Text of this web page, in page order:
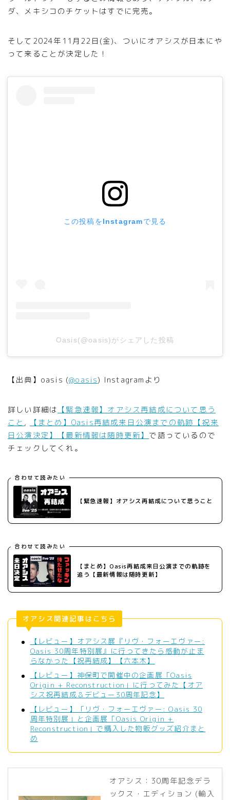
ダ、メキシコのチケットはすでに完売。
そして2024年11月22日(金)、ついにオアシスが日本にや
って来ることが決定した！
この投稿をInstagramで見る
Oasis(@oasis)がシェアした投稿
【出典】oasis (@oasis) Instagramより
詳しい詳細は 【緊急速報】オアシス再結成について思う
こと ,
【まとめ】Oasis再結成来日公演までの軌跡【祝来
日公演決定】【最新情報は随時更新】 で語っているので
チェックしてくれ。
合わせて読みたい
【緊急速報】オアシス再結成について思うこと
合わせて読みたい
【まとめ】Oasis再結成来日公演までの軌跡を
追う【最新情報は随時更新】
オアシス関連記事はこちら
【レビュー】オアシス展『リヴ・フォーエヴァー:
Oasis 30周年特別展』に行ってきたら感動が止ま
らなかった【祝再結成】【六本木】
【レビュー】神保町で開催中の企画展「Oasis
Origin + Reconstruction」に行ってみた【オア
シス祝再結成＆デビュー30周年記念】
【レビュー】「リヴ・フォーエヴァー: Oasis 30
周年特別展」と企画展「Oasis Origin +
Reconstruction」で購入した物販グッズ紹介まと
め
オアシス：30周年記念デラ
ックス・エディション (輸入